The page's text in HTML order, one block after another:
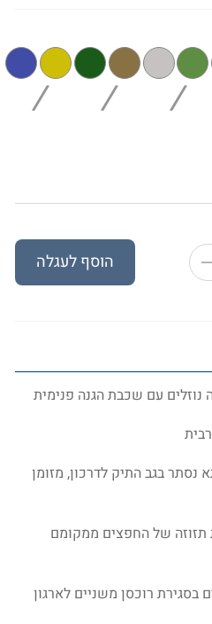
הוסף לעגלה
עם שכבת הגנה פנימית
בגב התיק לדרכון, מזומן
תזוזה של החפצים ממקומם
רוכסן משניים לארגון